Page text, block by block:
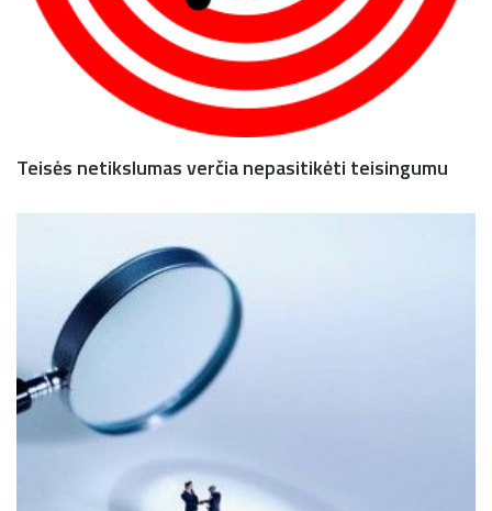
Teisės netikslumas verčia nepasitikėti teisingumu